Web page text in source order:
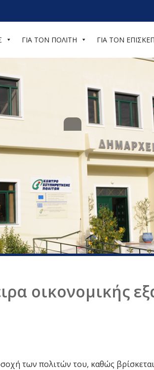
ΓΙΑ ΤΟΝ ΠΟΛΙΤΗ ΓΙΑ ΤΟΝ
οικονομικής
των πολιτών του, καθώς βρίσκεται